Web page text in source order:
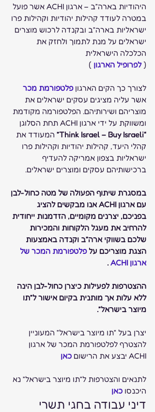
היהודיות בארה”ב – ארגון ACHI אשר פועל
במטרה לעודד קהילות יהודיות וקהילות פרו
ישראליות בארה”ב ובקנדה לרכוש מוצרים
ישראלים על מנת לתמוך ולחזק את
הכלכלה הישראלית
( לפרופיל הארגון )
לצורך כך הקים הארגון פלטפורמת מכר
אשר עליה מציגים עסקים ישראלים את
מוצריהם ושירותיהם. הפלטפורמה מקודמת
ומשווקת על ידי ארגון ACHI תחת הסלוגן
“Think Israel – Buy Israeli”
המעודד את
קהלי היעד, קהילות יהודיות וקהילות פרו
ישראליות בצפון אמריקה להעדיף
ברכישותיהם עסקים ומוצרים ישראלים.
במסגרת שיתוף הפעולה של מטה כחול-לבן
עם ארגון ACHI אנו מבקשים להציג
בפניכם, יצרנים מקומיים, הזדמנות ייחודית
להרחיב את מעגל הלקוחות והמכירות
שלכם בשווקי ארה”ב וקנדה באמצעות
הצגת מוצריכם על פלטפורמת המכר של
ארגון ACHI
.
ההצטרפות לפעילות כיצרן כחול-לבן הינה
ללא עלות אך מותנית בקיום אישור ל”תו
מיוצר בישראל”.
יצרן בעל “תו מיוצר בישראל” המעוניין
להצטרף לפלטפורמת המכר של ארגון
ACHI יבצע את הרישום
כאן
לתנאים והצטרפות ל”תו מיוצר בישראל” נא
היכנסו כאן
דיני עבודה בחגי תשרי